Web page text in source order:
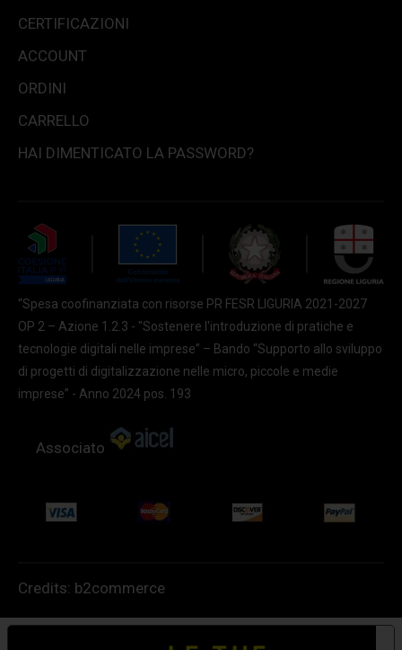
CERTIFICAZIONI
ACCOUNT
ORDINI
CARRELLO
HAI DIMENTICATO LA PASSWORD?
“Spesa coofinanziata con risorse PR FESR LIGURIA 2021-2027
OP 2 – Azione 1.2.3 - "Sostenere l'introduzione di pratiche e
tecnologie digitali nelle imprese” – Bando “Supporto allo sviluppo
di progetti di digitalizzazione nelle micro, piccole e medie
imprese” - Anno 2024 pos. 193
Associato
Credits: b2commerce